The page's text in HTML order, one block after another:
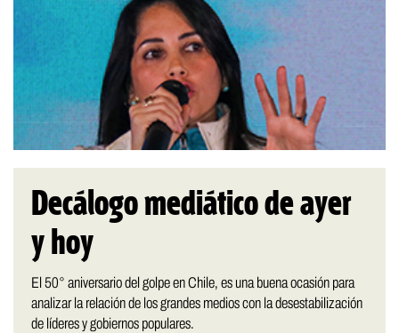
Decálogo mediático de ayer
y hoy
El 50° aniversario del golpe en Chile, es una buena ocasión para
analizar la relación de los grandes medios con la desestabilización
de líderes y gobiernos populares.